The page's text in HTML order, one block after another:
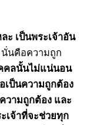
ะ เป็นพระเจ้าอัน
นั่นคือความถูก
คลนั้นไม่แน่นอน
เป็นความถูกต้อง
วามถูกต้อง และ
เจ้าที่จะช่วยทุก